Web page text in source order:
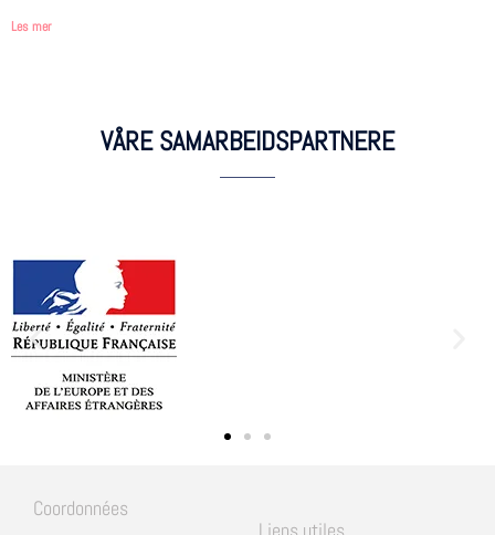
Les mer
VÅRE SAMARBEIDSPARTNERE
Coordonnées
Liens utiles